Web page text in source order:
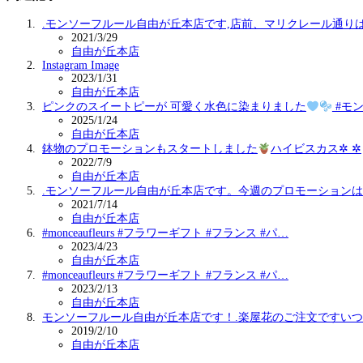
.モンソーフルール自由が丘本店です,店前、マリクレール通り
2021/3/29
自由が丘本店
Instagram Image
2023/1/31
自由が丘本店
ピンクのスイートピーが 可愛く水色に染まりました
#モ
2025/1/24
自由が丘本店
鉢物のプロモーションもスタートしました
ハイビスカス✲ ✲
2022/7/9
自由が丘本店
.モンソーフルール自由が丘本店です。今週のプロモーション
2021/7/14
自由が丘本店
#monceaufleurs #フラワーギフト #フランス #パ…
2023/4/23
自由が丘本店
#monceaufleurs #フラワーギフト #フランス #パ…
2023/2/13
自由が丘本店
モンソーフルール自由が丘本店です！.楽屋花のご注文ですい
2019/2/10
自由が丘本店